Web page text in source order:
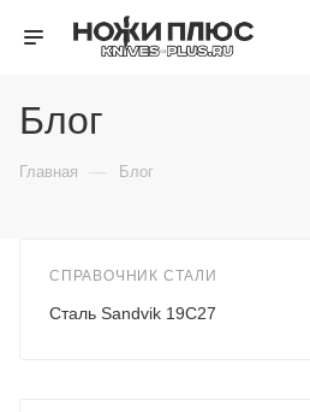
Блог
Главная — Блог
СПРАВОЧНИК СТАЛИ
Сталь Sandvik 19C27